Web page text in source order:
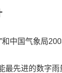
中国气象局
先进的数字雨